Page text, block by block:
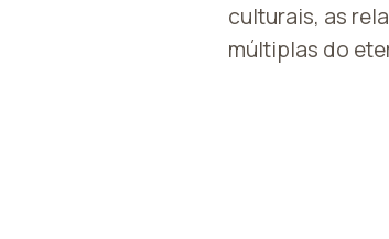
culturais, as
múltiplas do